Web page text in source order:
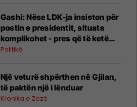
Gashi: Nëse LDK-ja insiston për
postin e presidentit, situata
komplikohet - pres që të ketë
lëshim
Politikë
Një veturë shpërthen në Gjilan,
të paktën një i lënduar
Kronika e Zezë